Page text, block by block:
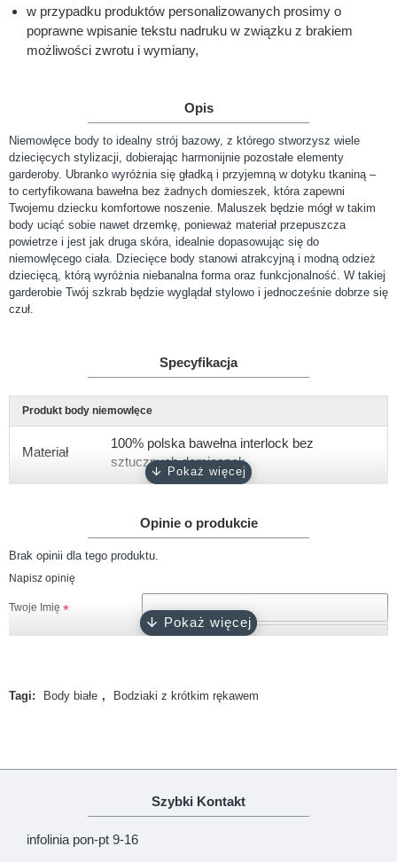
w przypadku produktów personalizowanych prosimy o
poprawne wpisanie tekstu nadruku w związku z brakiem
możliwości zwrotu i wymiany,
Opis
Niemowlęce body to idealny strój bazowy, z którego stworzysz wiele
dziecięcych stylizacji, dobierając harmonijnie pozostałe elementy
garderoby. Ubranko wyróżnia się gładką i przyjemną w dotyku tkaniną –
to certyfikowana bawełna bez żadnych domieszek, która zapewni
Twojemu dziecku komfortowe noszenie. Maluszek będzie mógł w takim
body uciąć sobie nawet drzemkę, ponieważ materiał przepuszcza
powietrze i jest jak druga skóra, idealnie dopasowując się do
niemowlęcego ciała. Dziecięce body stanowi atrakcyjną i modną odzież
dziecięcą, którą wyróżnia niebanalna forma oraz funkcjonalność. W takiej
garderobie Twój szkrab będzie wyglądał stylowo i jednocześnie dobrze się
czuł.
Specyfikacja
Produkt body niemowlęce
Materiał
100% polska bawełna interlock bez
sztucznych domieszek
krótki, długi
Rozmiary 56, 62, 68, 74, 80, 86, 92
Kolor
biały, różowy, ciemny róż, błękitny,
turkusowy, szary, granatowy, czarny
Opinie o produkcie
Brak opinii dla tego produktu.
Napisz opinię
Twoje Imię
Twoja opinia
KONTYNUUJ
Tagi: Body białe , Bodziaki z krótkim rękawem
Szybki Kontakt
infolinia pon-pt 9-16